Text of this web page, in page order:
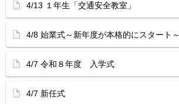
4/13 １年生「交通安全教室」
4/8 始業式～新年度が本格的にスタート～
4/7 令和８年度 入学式
4/7 新任式